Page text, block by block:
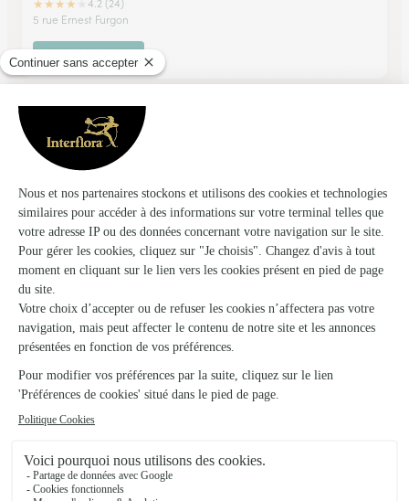
★★★★
4.2 (24)
5 rue Ernest Furgon
Voir la boutique
La Halte Verte
St Benoist Sur Vanne
★★
12 Rue Neuve
Voir la boutique